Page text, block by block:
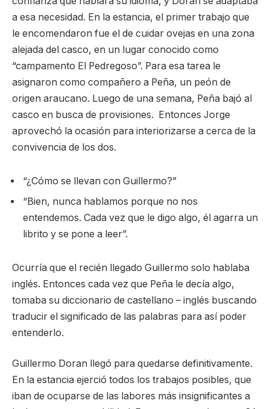
a esa necesidad. En la estancia, el primer trabajo que
le encomendaron fue el de cuidar ovejas en una zona
alejada del casco, en un lugar conocido como
“campamento El Pedregoso”. Para esa tarea le
asignaron como compañero a Peña, un peón de
origen araucano. Luego de una semana, Peña bajó al
casco en busca de provisiones. Entonces Jorge
aprovechó la ocasión para interiorizarse a cerca de la
convivencia de los dos.
“¿Cómo se llevan con Guillermo?”
“Bien, nunca hablamos porque no nos
entendemos. Cada vez que le digo algo, él agarra un
librito y se pone a leer”.
Ocurría que el recién llegado Guillermo solo hablaba
inglés. Entonces cada vez que Peña le decía algo,
tomaba su diccionario de castellano – inglés buscando
traducir el significado de las palabras para así poder
entenderlo.
Guillermo Doran llegó para quedarse definitivamente.
En la estancia ejerció todos los trabajos posibles, que
iban de ocuparse de las labores más insignificantes a